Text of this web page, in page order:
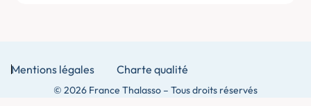
Mentions légales Charte qualité
© 2026 France Thalasso – Tous droits réservés